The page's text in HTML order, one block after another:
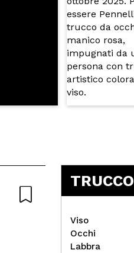
TRUCCO
Viso
Occhi
Labbra